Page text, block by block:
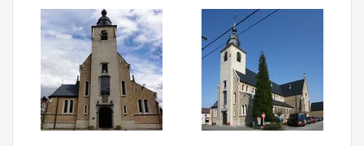
Hergebruik
Over ons
Aanmelden